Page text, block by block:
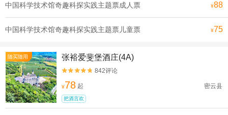
中国科学技术馆奇趣科探实践主题票成人票 ¥88
中国科学技术馆奇趣科探实践主题票儿童票 ¥75
随买随用 张裕爱斐堡酒庄(4A)

 842评论
¥78 起 密云县
把酒言欢